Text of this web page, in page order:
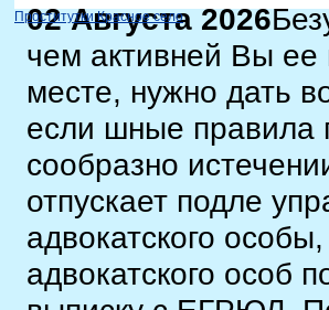
02 Августа 2026
чем активней Вы ее
месте, нужно дать
если шные правила
сообразно
отпускает подле
адвокатского
адвокатского особ
Проститутки Красное село